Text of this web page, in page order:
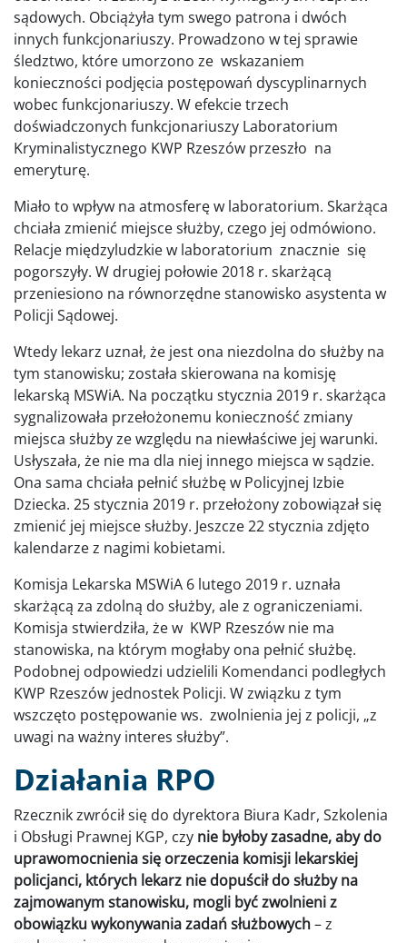
sądowych. Obciążyła tym swego patrona i dwóch
innych funkcjonariuszy. Prowadzono w tej sprawie
śledztwo, które umorzono ze wskazaniem
konieczności podjęcia postępowań dyscyplinarnych
wobec funkcjonariuszy. W efekcie trzech
doświadczonych funkcjonariuszy Laboratorium
Kryminalistycznego KWP Rzeszów przeszło na
emeryturę.
Miało to wpływ na atmosferę w laboratorium. Skarżąca
chciała zmienić miejsce służby, czego jej odmówiono.
Relacje międzyludzkie w laboratorium znacznie się
pogorszyły. W drugiej połowie 2018 r. skarżącą
przeniesiono na równorzędne stanowisko asystenta w
Policji Sądowej.
Wtedy lekarz uznał, że jest ona niezdolna do służby na
tym stanowisku; została skierowana na komisję
lekarską MSWiA. Na początku stycznia 2019 r. skarżąca
sygnalizowała przełożonemu konieczność zmiany
miejsca służby ze względu na niewłaściwe jej warunki.
Usłyszała, że nie ma dla niej innego miejsca w sądzie.
Ona sama chciała pełnić służbę w Policyjnej Izbie
Dziecka. 25 stycznia 2019 r. przełożony zobowiązał się
zmienić jej miejsce służby. Jeszcze 22 stycznia zdjęto
kalendarze z nagimi kobietami.
Komisja Lekarska MSWiA 6 lutego 2019 r. uznała
skarżącą za zdolną do służby, ale z ograniczeniami.
Komisja stwierdziła, że w KWP Rzeszów nie ma
stanowiska, na którym mogłaby ona pełnić służbę.
Podobnej odpowiedzi udzielili Komendanci podległych
KWP Rzeszów jednostek Policji. W związku z tym
wszczęto postępowanie ws. zwolnienia jej z policji, „z
uwagi na ważny interes służby”.
Działania RPO
Rzecznik zwrócił się do dyrektora Biura Kadr, Szkolenia
i Obsługi Prawnej KGP, czy nie byłoby zasadne, aby do
uprawomocnienia się orzeczenia komisji lekarskiej
policjanci, których lekarz nie dopuścił do służby na
zajmowanym stanowisku, mogli być zwolnieni z
obowiązku wykonywania zadań służbowych– z